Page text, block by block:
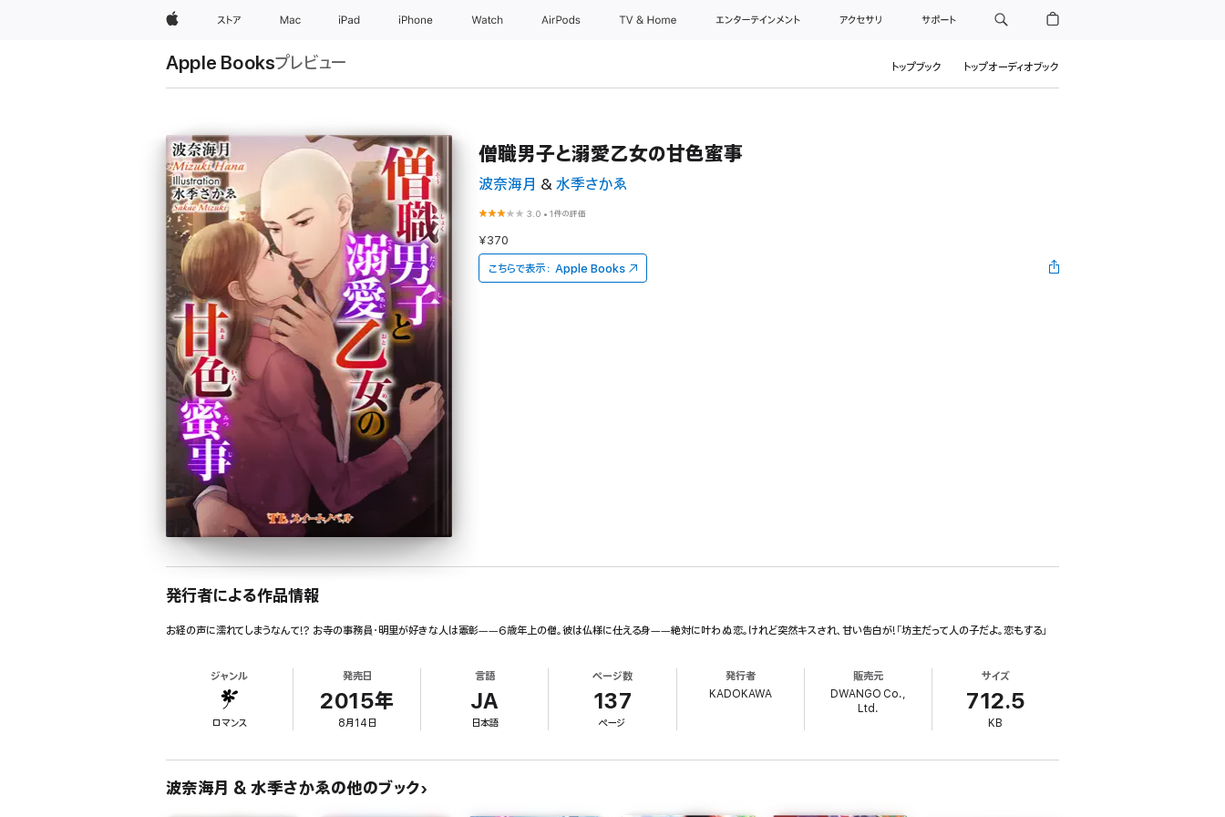
Appleストア Mac iPad iPhone Watch AirPods TV & Home エンターテインメント アクセサリ サポート
Apple Booksプレビュー トップブック トップオーディオブック
僧職男子と溺愛乙女の甘色蜜事
波奈海月 &水季さかゑ
3.0 •1件の評価
¥370
こちらで表示： Apple Books
発行者による作品情報
お経の声に濡れてしまうなんて!? お寺の事務員・明里が好きな人は憲彰――6歳年上の僧。彼は仏様に仕える身――絶対に叶わぬ恋。けれど突然キスされ、甘い告白が!「坊主だって人の子だよ。恋もする」
ジャンル
ロマンス
発売日
2015年
8月14日
言語
JA
日本語
ページ数
137
ページ
発行者
KADOKAWA
販売元
DWANGO Co.,
Ltd.
サイズ
712.5
KB
波奈海月 & 水季さかゑの他のブック